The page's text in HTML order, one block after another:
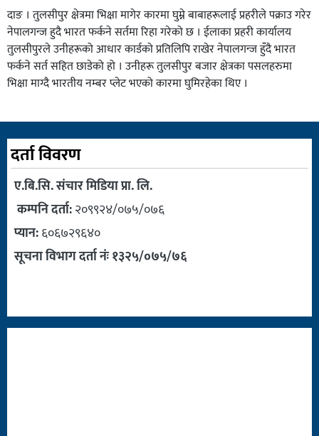
दाङ । तुलसीपुर क्षेत्रमा भिक्षा मागेर कारमा घुम्ने बाबाहरूलाई प्रहरीले पक्राउ गरेर
नेपालगन्ज हुदै भारत फर्कने सर्तमा रिहा गरेको छ । ईलाका प्रहरी कार्यालय
तुलसीपुरले उनीहरूको आधार कार्डको प्रतिलिपि राखेर नेपालगन्ज हुँदै भारत
फर्कने सर्त सहित छाडेको हो । उनीहरू तुलसीपुर बजार क्षेत्रका पसलहरुमा
भिक्षा माग्दै भारतीय नम्बर प्लेट भएको कारमा घुमिरहेका थिए ।
दर्ता विवरण
ए.बि.सि. संचार मिडिया प्रा. लि.
कम्पनि दर्ता:२०९९२४/०७५/०७६
प्यान:६०६७२९६४०
सूचना विभाग दर्ता नंः १३२५/०७५/७६